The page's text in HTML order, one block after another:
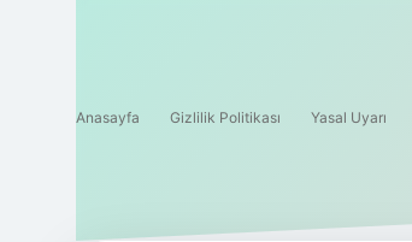
Anasayfa Gizlilik Politikası Yasal Uyarı